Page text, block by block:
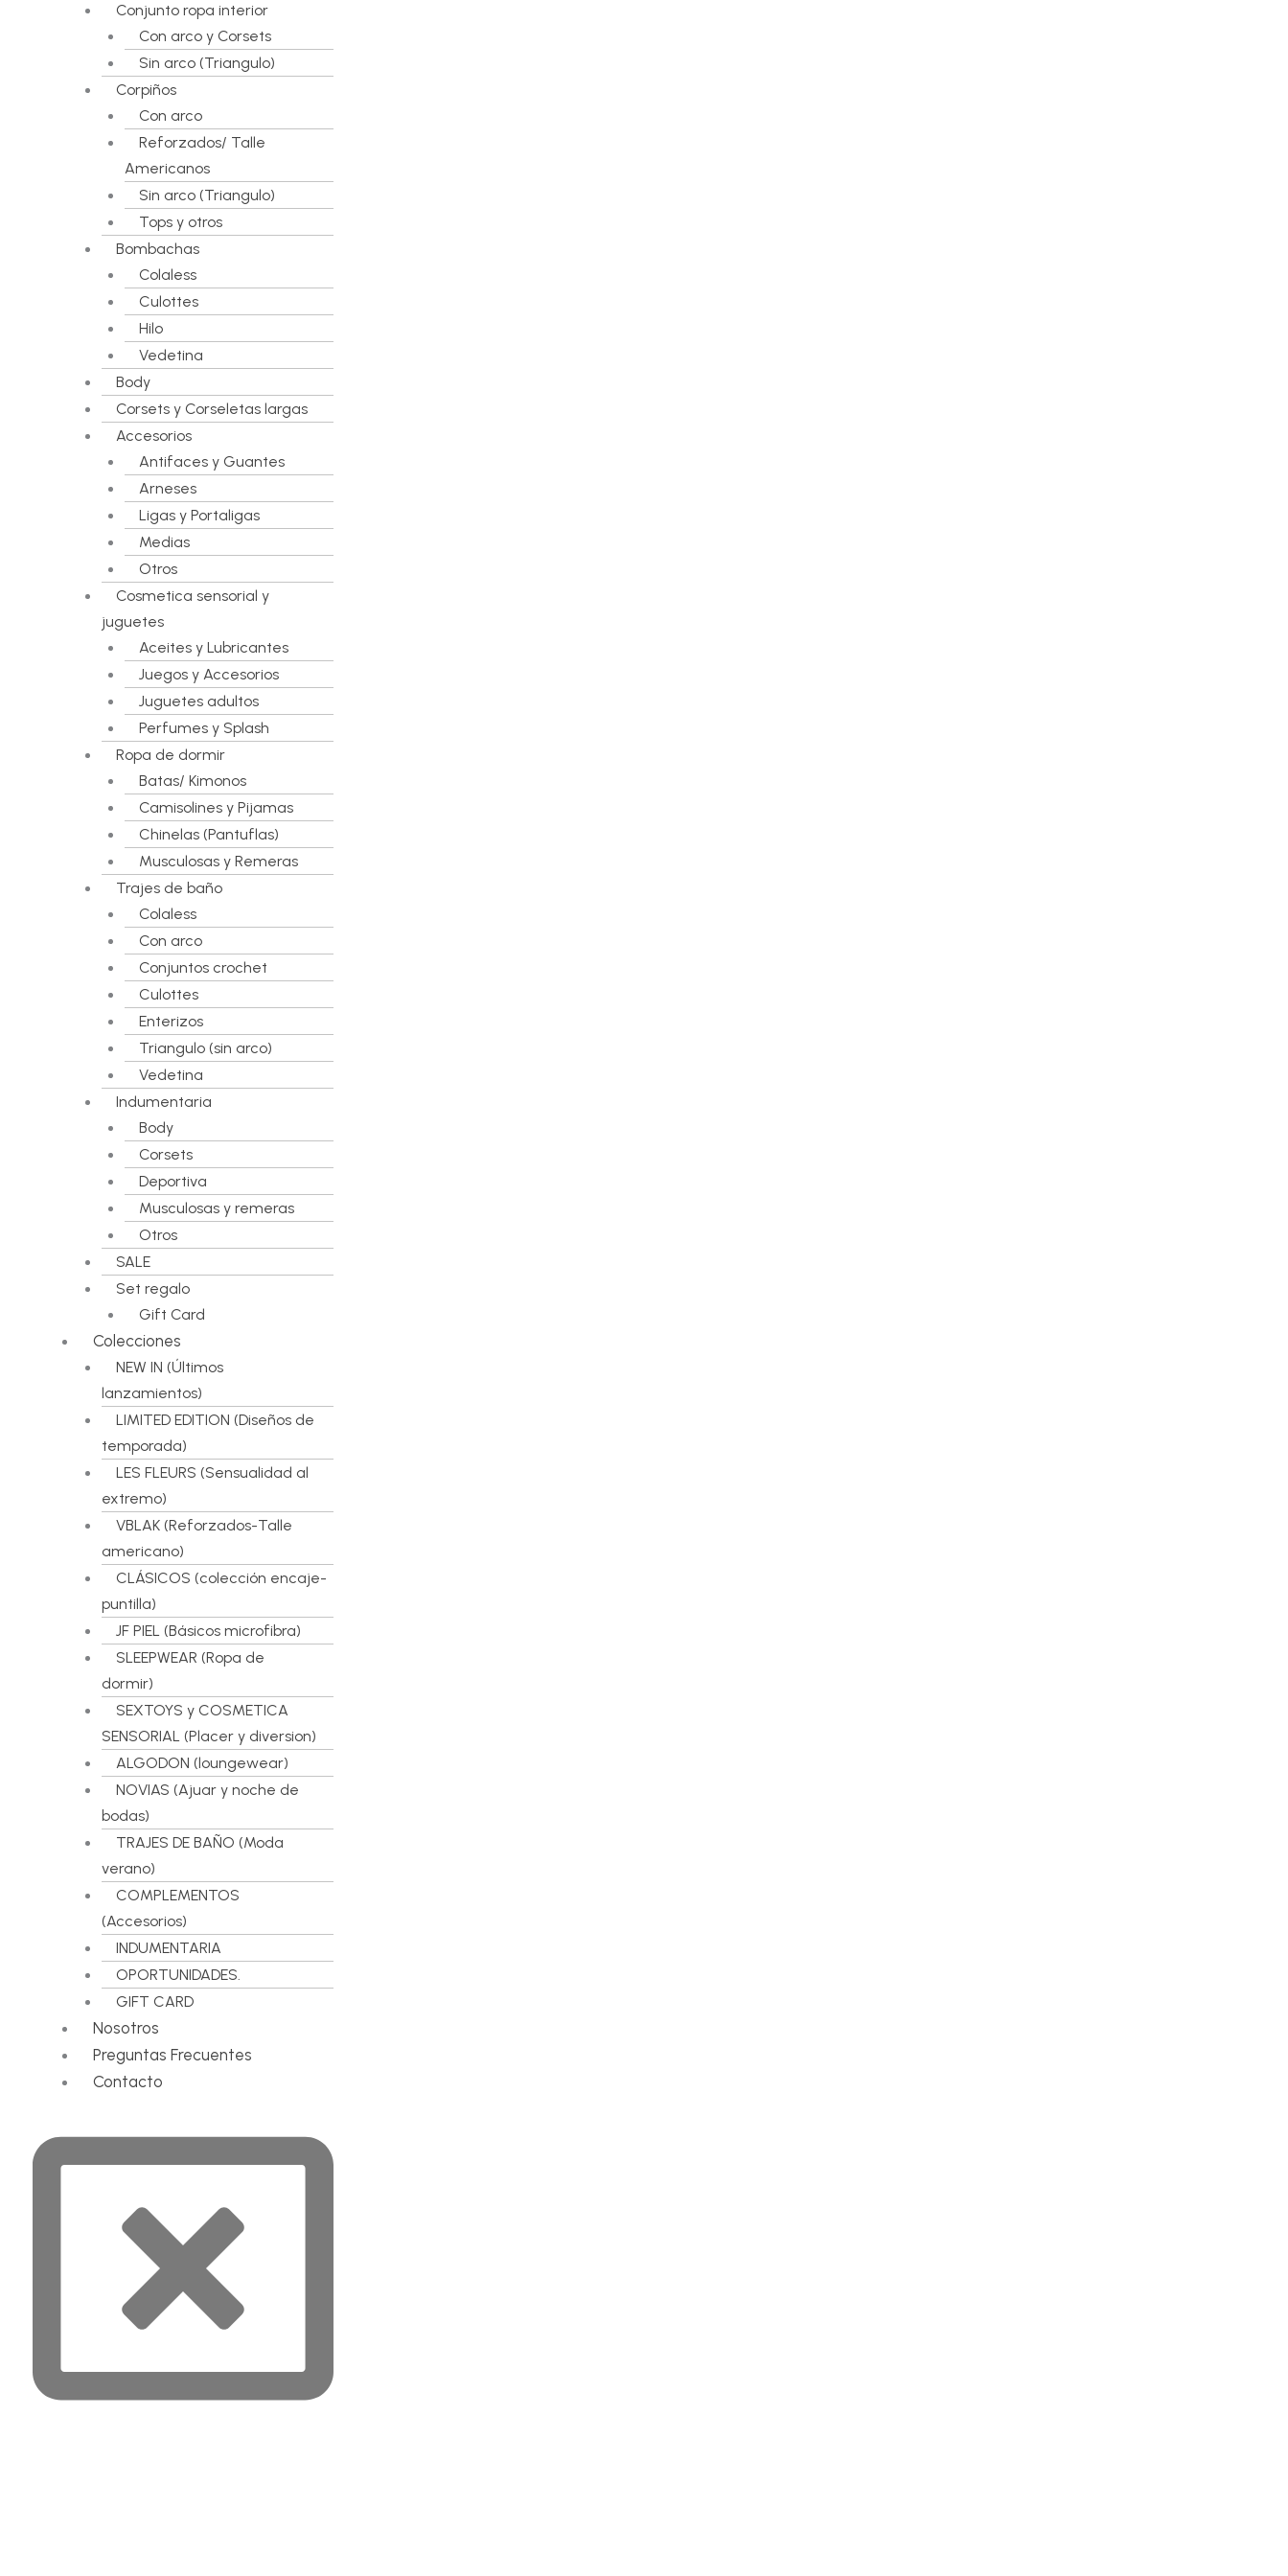
Conjunto ropa interior
Con arco y Corsets
Sin arco (Triangulo)
Corpiños
Con arco
Reforzados/ Talle
Americanos
Sin arco (Triangulo)
Tops y otros
Bombachas
Colaless
Culottes
Hilo
Vedetina
Body
Corsets y Corseletas largas
Accesorios
Antifaces y Guantes
Arneses
Ligas y Portaligas
Medias
Otros
Cosmetica sensorial y
juguetes
Aceites y Lubricantes
Juegos y Accesorios
Juguetes adultos
Perfumes y Splash
Ropa de dormir
Batas/ Kimonos
Camisolines y Pijamas
Chinelas (Pantuflas)
Musculosas y Remeras
Trajes de baño
Colaless
Con arco
Conjuntos crochet
Culottes
Enterizos
Triangulo (sin arco)
Vedetina
Indumentaria
Body
Corsets
Deportiva
Musculosas y remeras
Otros
SALE
Set regalo
Gift Card
Colecciones
NEW IN (Últimos
lanzamientos)
LIMITED EDITION (Diseños de
temporada)
LES FLEURS (Sensualidad al
extremo)
VBLAK (Reforzados-Talle
americano)
CLÁSICOS (colección encaje-
puntilla)
JF PIEL (Básicos microfibra)
SLEEPWEAR (Ropa de
dormir)
SEXTOYS y COSMETICA
SENSORIAL (Placer y diversion)
ALGODON (loungewear)
NOVIAS (Ajuar y noche de
bodas)
TRAJES DE BAÑO (Moda
verano)
COMPLEMENTOS
(Accesorios)
INDUMENTARIA
OPORTUNIDADES.
GIFT CARD
Nosotros
Preguntas Frecuentes
Contacto